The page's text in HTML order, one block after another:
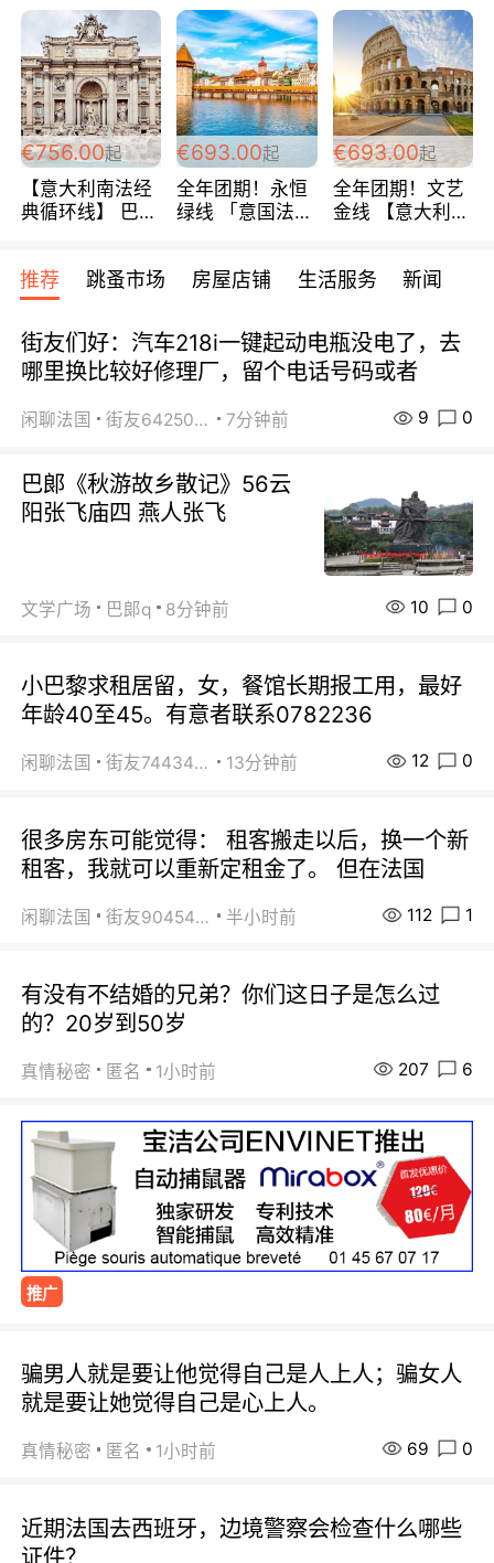
超爽玩遍西欧 循
环线 全程四星宾
馆 108欧/人/天
法 巴黎上下 经
典五国四日游
488欧/人
法」七天循环 五
国 仅售99欧/人/
天！巴黎上下！
包拼房~
€756.00起
【意大利南法经
典循环线】 巴黎
宾馆 108欧/天起
全程756欧/位
€693.00起
全年团期！永恒
绿线 「意国法
欧/天起 ~包拼房
€693.00起
全年团期！文艺
金线 【意大利一
每周铁发！
推荐 跳蚤市场 房屋店铺 生活服务 新闻
街友们好：汽车218i一键起动电瓶没电了，去
哪里换比较好修理厂，留个电话号码或者
闲聊法国 街友64250024 7分钟前 9 0
巴郞《秋游故乡散记》56云
阳张飞庙四 燕人张飞
文学广场 巴郞q 8分钟前 10 0
小巴黎求租居留，女，餐馆长期报工用，最好
年龄40至45。有意者联系0782236
闲聊法国 街友74434350 13分钟前 12 0
很多房东可能觉得： 租客搬走以后，换一个新
租客，我就可以重新定租金了。 但在法国
闲聊法国 街友90454511 半小时前 112 1
有没有不结婚的兄弟？你们这日子是怎么过
的？20岁到50岁
真情秘密 匿名 1小时前 207 6
推广
骗男人就是要让他觉得自己是人上人；骗女人
就是要让她觉得自己是心上人。
真情秘密 匿名 1小时前 69 0
近期法国去西班牙，边境警察会检查什么哪些
证件？